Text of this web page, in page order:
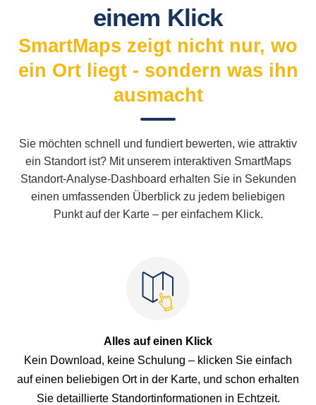
einem Klick
SmartMaps zeigt nicht nur, wo
ein Ort liegt - sondern was ihn
ausmacht
Sie möchten schnell und fundiert bewerten, wie attraktiv
ein Standort ist? Mit unserem interaktiven SmartMaps
Standort-Analyse-Dashboard erhalten Sie in Sekunden
einen umfassenden Überblick zu jedem beliebigen
Punkt auf der Karte – per einfachem Klick.
Alles auf einen Klick
Kein Download, keine Schulung – klicken Sie einfach
auf einen beliebigen Ort in der Karte, und schon erhalten
Sie detaillierte Standortinformationen in Echtzeit.